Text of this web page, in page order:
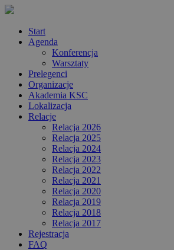
Start
Agenda
Konferencja
Warsztaty
Prelegenci
Organizacje
Akademia KSC
Lokalizacja
Relacje
Relacja 2026
Relacja 2025
Relacja 2024
Relacja 2023
Relacja 2022
Relacja 2021
Relacja 2020
Relacja 2019
Relacja 2018
Relacja 2017
Rejestracja
FAQ